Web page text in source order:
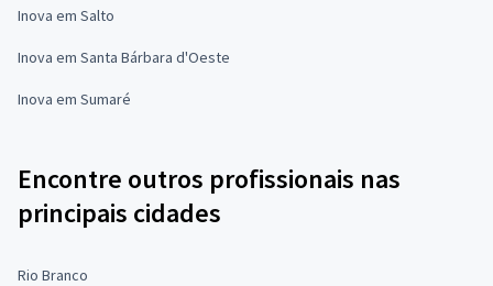
Inova em Salto
Inova em Santa Bárbara d'Oeste
Inova em Sumaré
Encontre outros profissionais nas
principais cidades
Rio Branco